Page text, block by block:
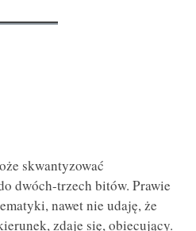
skwantyzować
dwóch-trzech bitów. Prawie
nawet nie udaję, że
zdaje się, obiecujący.